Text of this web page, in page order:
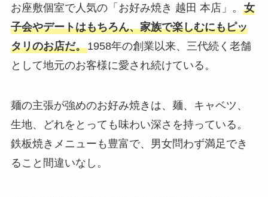
お座敷個室で人気の「お好み焼き 越田 本店」。 女
子会やデートはもちろん、家族で楽しむにもピッ
タリのお店だ。1958年の創業以来、三代続く老舗
として地元のお客様に愛され続けている。
麺の主張が強めのお好み焼きは、麺、キャベツ、
生地、どれをとっても味わい深さを持っている。
鉄板焼きメニューも豊富で、男女問わず満足でき
ること間違いなし。